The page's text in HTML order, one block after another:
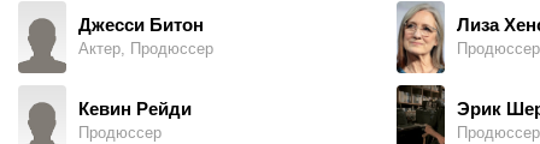
Джесси Битон
Актер, Продюссер
Кевин Рейди
Продюссер
Лиза
Продюссер
Эрик
Продюссер